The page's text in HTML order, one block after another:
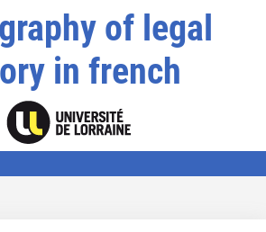
of legal
in french